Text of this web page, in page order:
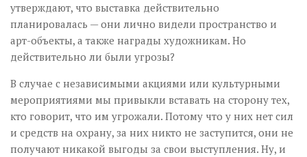
утверждают, что выставка действительно
планировалась — они лично видели пространство и
арт-объекты, а также награды художникам. Но
действительно ли были угрозы?
В случае с независимыми акциями или культурными
мероприятиями мы привыкли вставать на сторону тех,
кто говорит, что им угрожали. Потому что у них нет сил
и средств на охрану, за них никто не заступится, они не
получают никакой выгоды за свои выступления. Ну, и